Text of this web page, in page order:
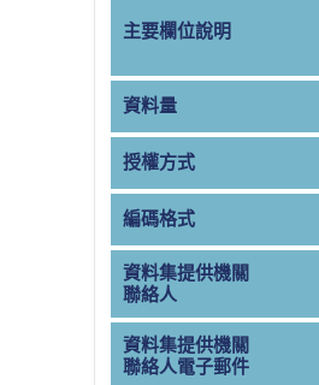
主要欄位說明
資料量
授權方式
編碼格式
資料集提供機關
聯絡人
資料集提供機關
聯絡人電子郵件